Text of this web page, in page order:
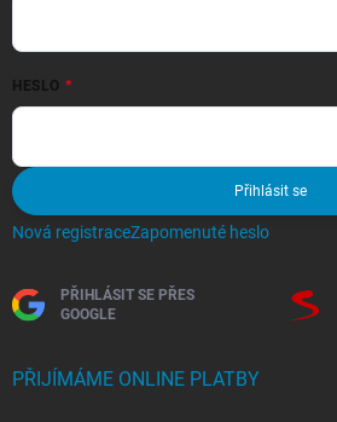
HESLO
Přihlásit se
Nová registraceZapomenuté heslo
PŘIHLÁSIT SE PŘES
GOOGLE
PŘIJÍMÁME ONLINE PLATBY